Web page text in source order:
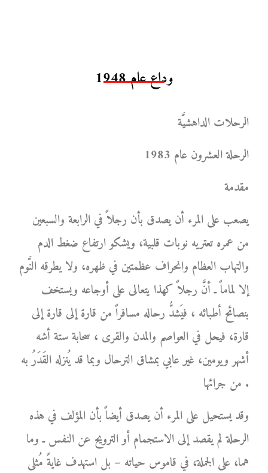
وداع عام 1948
الرحلات الداهشيَّة
الرحلة العشرون عام 1983
مقدمة
يصعب على المرء أن يصدق بأن رجلاً في الرابعة والسبعين
من عمره تعتريه نوبات قلبية، ويشكو ارتفاع ضغط الدم
والتهاب العظام وانحراف عظمتين في ظهره، ولا يطرقه النَّوم
إلا لماماً ـ أنَّ رجلاً كهذا يتعالى على أوجاعه ويستخف
بنصائح أطبائه ، فيَشدُّ رحاله مسافراً من قارة إلى قارة إلى
قارة، فيحل في العواصم والمدن والقرى ، سحابة ستة أشه
أشهر ويومين، غير عابي بمشاق الترحال وبما قد يُنزله القَدَرُ به
من جرائها .
وقد يستحيل على المرء أن يصدق أيضاً بأن المؤلف في هذه
الرحلة لم يقصد إلى الاستجمام أو الترويح عن النفس ـ وما
هما، على الجملة، في قاموس حياته – بل استهدف غايةً مُثلى